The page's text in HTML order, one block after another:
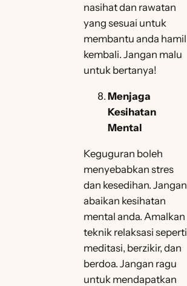
nasihat dan rawatan
yang sesuai untuk
membantu anda hamil
kembali. Jangan malu
untuk bertanya!
Menjaga
Kesihatan
Mental
Keguguran boleh
menyebabkan stres
dan kesedihan. Jangan
abaikan kesihatan
mental anda. Amalkan
teknik relaksasi seperti
meditasi, berzikir, dan
berdoa. Jangan ragu
untuk mendapatkan